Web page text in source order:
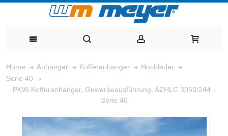
Home Anhänger Kofferanhänger
Hochlader
Serie 40
PKW-Kofferanhänger, Gewerbeausführung, AZHLC 3050/244 -
Serie 40